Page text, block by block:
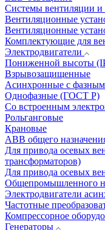
Системы вентиляции
Вентиляционные
Вентиляционные
Комплектующие для
Электродвигатели
Пониженной высоты
Взрывозащищенные
Асинхронные с
Однофазные (ГОСТ Р)
Со встроенным
Рольганговые
Крановые
АВВ общего
Для привода осевых
трансформаторов)
Для привода осевых
Общепромышленного
Электродвигатели
Частотные
Компрессорное
Генераторы